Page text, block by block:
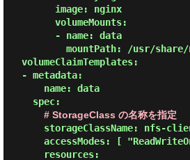
# StorageClass の名称を指定